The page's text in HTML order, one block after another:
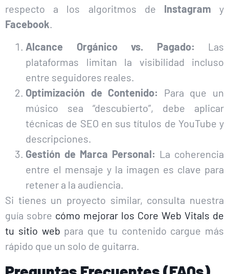
respecto a los algoritmos de Instagram y
Facebook.
Alcance Orgánico vs. Pagado: Las
plataformas limitan la visibilidad incluso
entre seguidores reales.
Optimización de Contenido: Para que un
músico sea “descubierto”, debe aplicar
técnicas de SEO en sus títulos de YouTube y
descripciones.
Gestión de Marca Personal: La coherencia
entre el mensaje y la imagen es clave para
retener a la audiencia.
Si tienes un proyecto similar, consulta nuestra
guía sobre cómo mejorar los Core Web Vitals de
tu sitio web para que tu contenido cargue más
rápido que un solo de guitarra.